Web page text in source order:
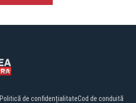
Politică de confidențialitateCod de conduită